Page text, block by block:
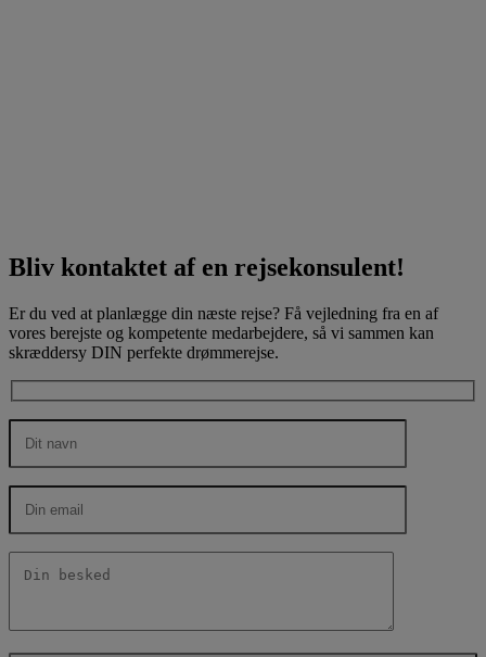
Bliv kontaktet af en rejsekonsulent!
Er du ved at planlægge din næste rejse? Få vejledning fra en af
vores berejste og kompetente medarbejdere, så vi sammen kan
skræddersy DIN perfekte drømmerejse.